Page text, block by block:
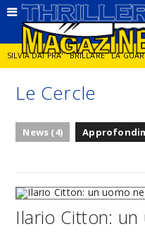
SILVIA DAI PRA' BRILLARE LA
JORGE DIAZ LA SPIA DELITTO IN
Le Cercle
News (4)
Ilario Citton: